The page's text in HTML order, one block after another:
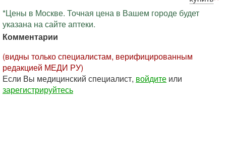
*Цены в Москве. Точная цена в Вашем городе будет
указана на сайте аптеки.
Комментарии
(видны только специалистам, верифицированным
редакцией МЕДИ РУ)
Если Вы медицинский специалист, войдите или
зарегистрируйтесь